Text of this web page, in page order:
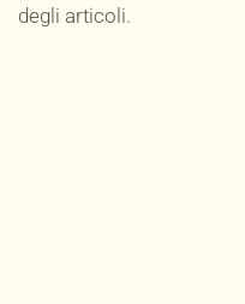
degli articoli.